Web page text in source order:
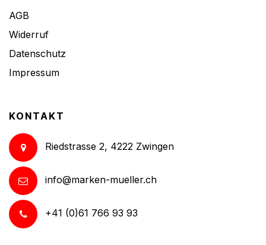
AGB
Widerruf
Datenschutz
Impressum
KONTAKT
Riedstrasse 2, 4222 Zwingen
info@marken-mueller.ch
+41 (0)61 766 93 93